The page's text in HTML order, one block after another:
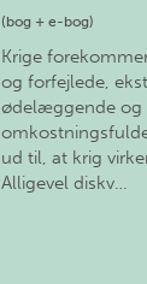
(bog + e-bog)
Krige
og forfejlede,
ødelæggende og
ud til, at krig
Alligevel diskv…